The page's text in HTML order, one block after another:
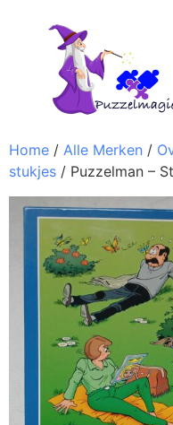
Home / Alle Merken /
stukjes / Puzzelman –